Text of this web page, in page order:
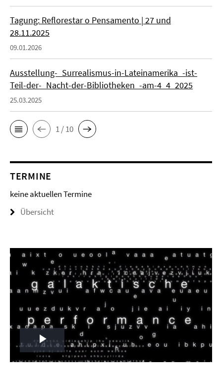
Tagung: Reflorestar o Pensamento | 27 und
28.11.2025
09.01.2026
Ausstellung-_Surrealismus-in-Lateinamerika_-ist-
Teil-der-_Nacht-der-Bibliotheken_-am-4_4_2025
25.03.2025
1 / 10
TERMINE
keine aktuellen Termine
Übersicht
Play